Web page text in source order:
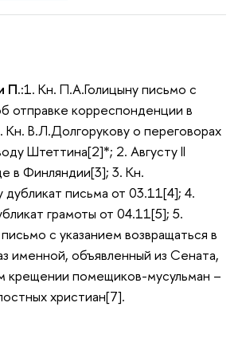
П.:1. Кн. П.А.Голицыну письмо с
отправке корреспонденции в
Кн. В.Л.Долгорукову о переговорах
Штеттина[2]*; 2. Августу II
в Финляндии[3]; 3. Кн.
письма от 03.11[4]; 4.
грамоты от 04.11[5]; 5.
с указанием возвращаться в
именной, объявленный из Сената,
крещении помещиков-мусульман –
христиан[7].